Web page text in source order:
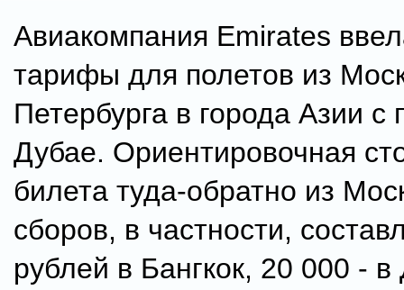
Авиакомпания Emirates
тарифы для полетов из
Петербурга в города Азии с
Дубае. Ориентировочная
билета туда-обратно из
сборов, в частности,
рублей в Бангкок, 20 000 -